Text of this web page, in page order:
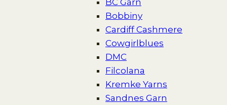
BC Garn
Bobbiny
Cardiff Cashmere
Cowgirlblues
DMC
Filcolana
Kremke Yarns
Sandnes Garn